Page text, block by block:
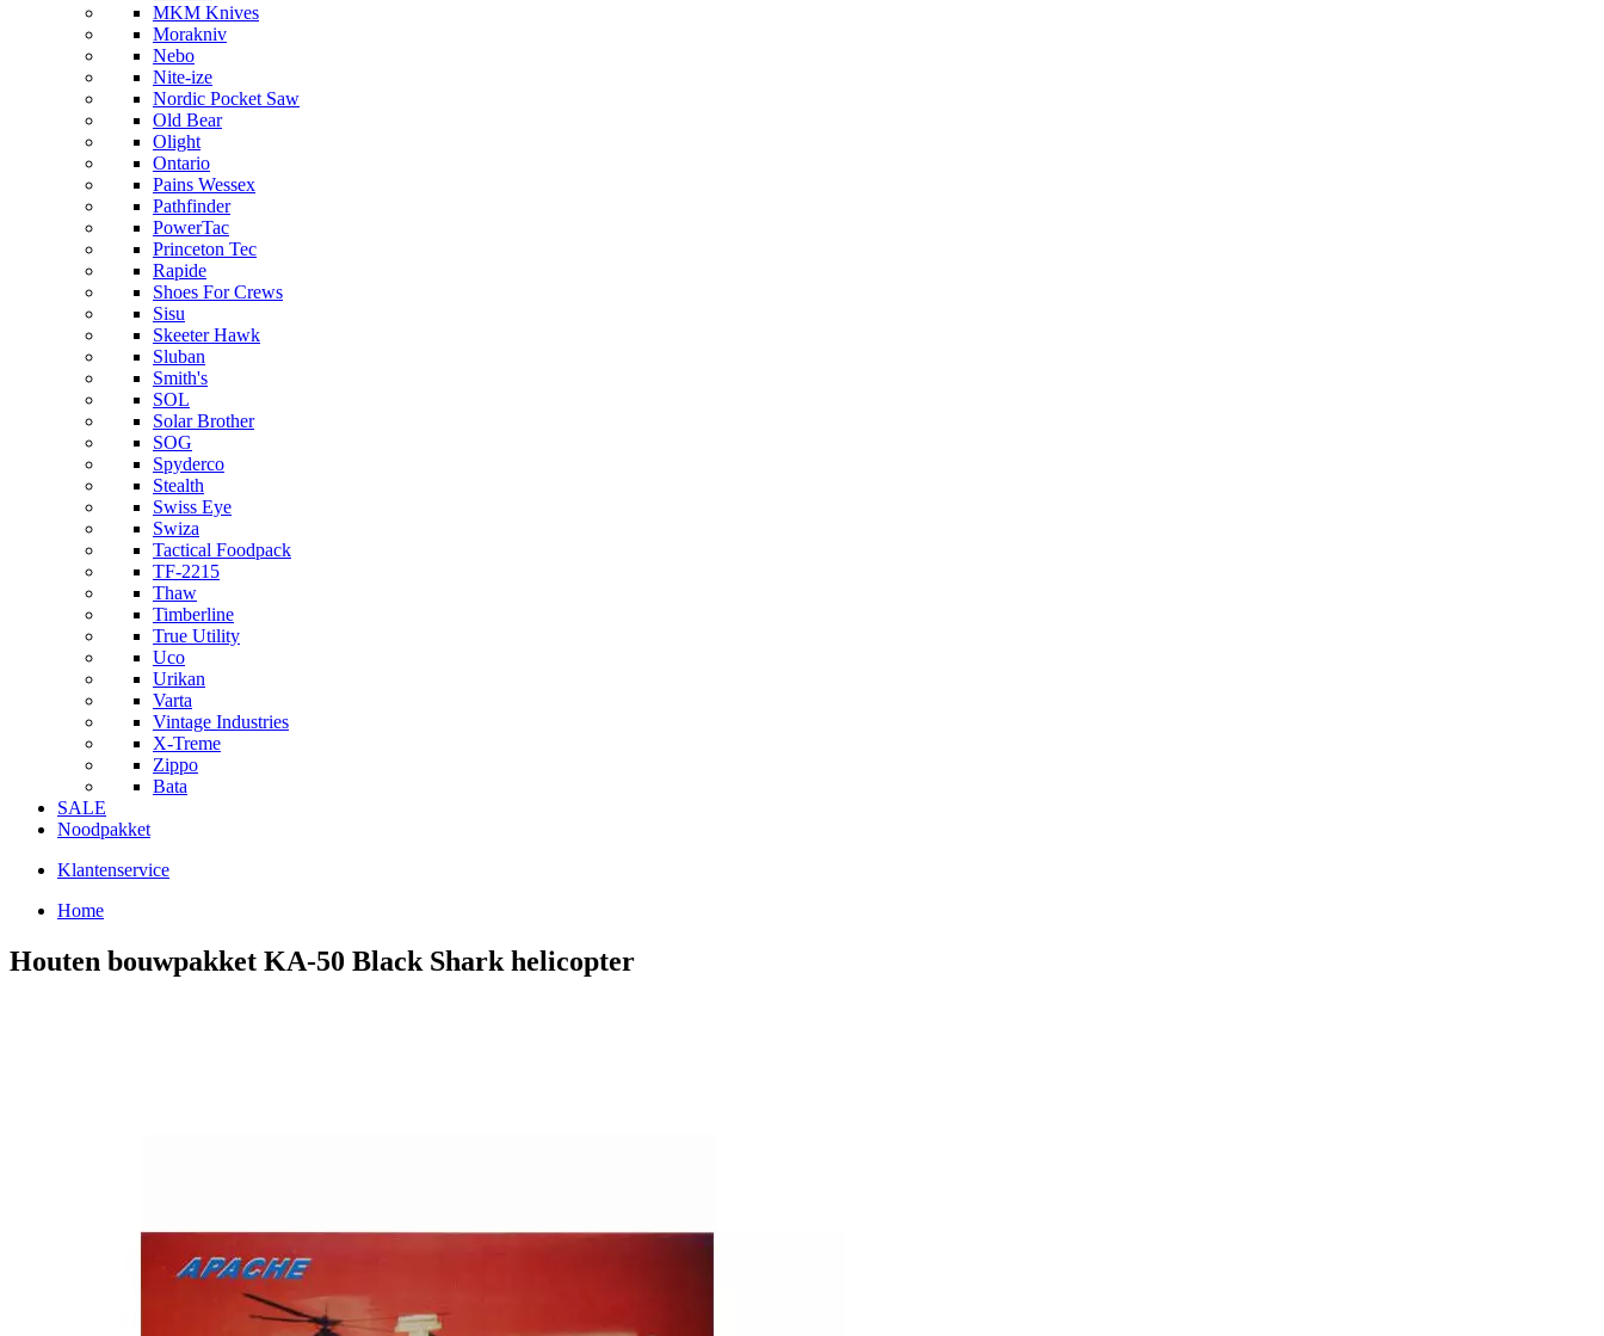
MKM Knives
Morakniv
Nebo
Nite-ize
Nordic Pocket Saw
Old Bear
Olight
Ontario
Pains Wessex
Pathfinder
PowerTac
Princeton Tec
Rapide
Shoes For Crews
Sisu
Skeeter Hawk
Sluban
Smith's
SOL
Solar Brother
SOG
Spyderco
Stealth
Swiss Eye
Swiza
Tactical Foodpack
TF-2215
Thaw
Timberline
True Utility
Uco
Urikan
Varta
Vintage Industries
X-Treme
Zippo
Bata
SALE
Noodpakket
Klantenservice
Home
Houten bouwpakket KA-50 Black Shark helicopter